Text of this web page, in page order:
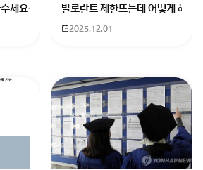
물주고...ㅎ
돌림 변호사 변리사 법무사 회계사 등
려면 자존심 상해하지마시고 결혼업체
는 상대를 요구하시는 것이 맞습니다.
년동안 연애해도 30대 중반되실 것 같아
아직 외모도 보실꺼고 맘에 드는 상대가
세요ㅠㅠ 무슨 검정머리 남자 캐릭터에 더빙하
발로란트 제한뜨는데 어떻게 해야
2025.12.01